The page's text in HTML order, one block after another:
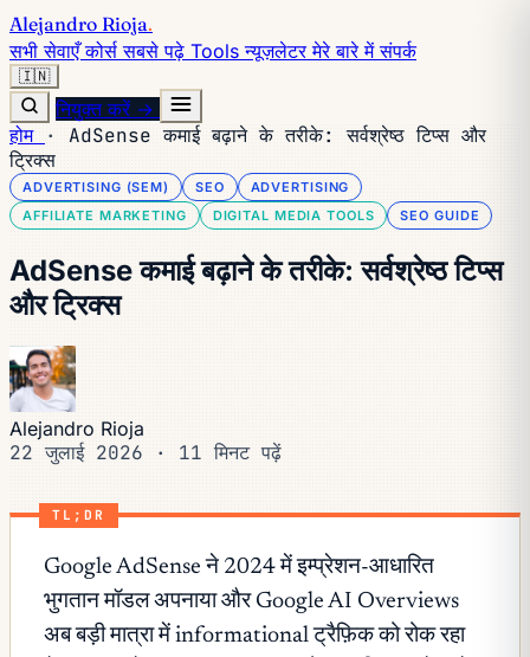
Alejandro Rioja.
सभी सेवाएँकोर्ससबसे पढ़े Toolsन्यूज़लेटरमेरे बारे मेंसंपर्क
🇮🇳
नियुक्त करें →
होम ·
AdSense कमाई बढ़ाने के तरीके: सर्वश्रेष्ठ टिप्स और
ट्रिक्स
ADVERTISING (SEM) SEO
ADVERTISING
AFFILIATE MARKETING
DIGITAL MEDIA TOOLS SEO GUIDE
AdSense कमाई बढ़ाने के तरीके: सर्वश्रेष्ठ टिप्स
और ट्रिक्स
Alejandro Rioja
22 जुलाई 2026 · 11 मिनट पढ़ें
TL;DR
Google AdSense ने 2024 में इम्प्रेशन-आधारित
भुगतान मॉडल अपनाया और Google AI Overviews
अब बड़ी मात्रा में informational ट्रैफ़िक को रोक रहा